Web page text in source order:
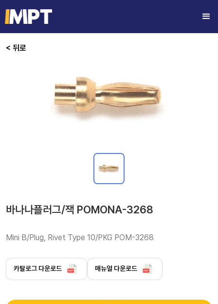
< 뒤로
바나나플러그/잭 POMONA-3268
Mini B/Plug, Rivet Type 10/PKG POM-3268
카탈로그 다운로드 매뉴얼 다운로드